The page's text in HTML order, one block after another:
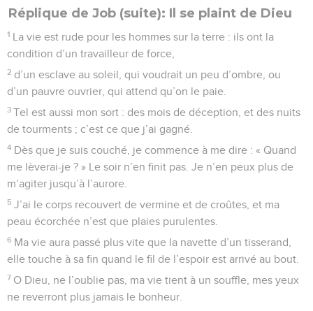
Réplique de Job (suite): Il se plaint de Dieu
1 La vie est rude pour les hommes sur la terre : ils ont la
condition d’un travailleur de force,
2 d’un esclave au soleil, qui voudrait un peu d’ombre, ou
d’un pauvre ouvrier, qui attend qu’on le paie.
3 Tel est aussi mon sort : des mois de déception, et des nuits
de tourments ; c’est ce que j’ai gagné.
4 Dès que je suis couché, je commence à me dire : « Quand
me lèverai-je ? » Le soir n’en finit pas. Je n’en peux plus de
m’agiter jusqu’à l’aurore.
5 J’ai le corps recouvert de vermine et de croûtes, et ma
peau écorchée n’est que plaies purulentes.
6 Ma vie aura passé plus vite que la navette d’un tisserand,
elle touche à sa fin quand le fil de l’espoir est arrivé au bout.
7 O Dieu, ne l’oublie pas, ma vie tient à un souffle, mes yeux
ne reverront plus jamais le bonheur.